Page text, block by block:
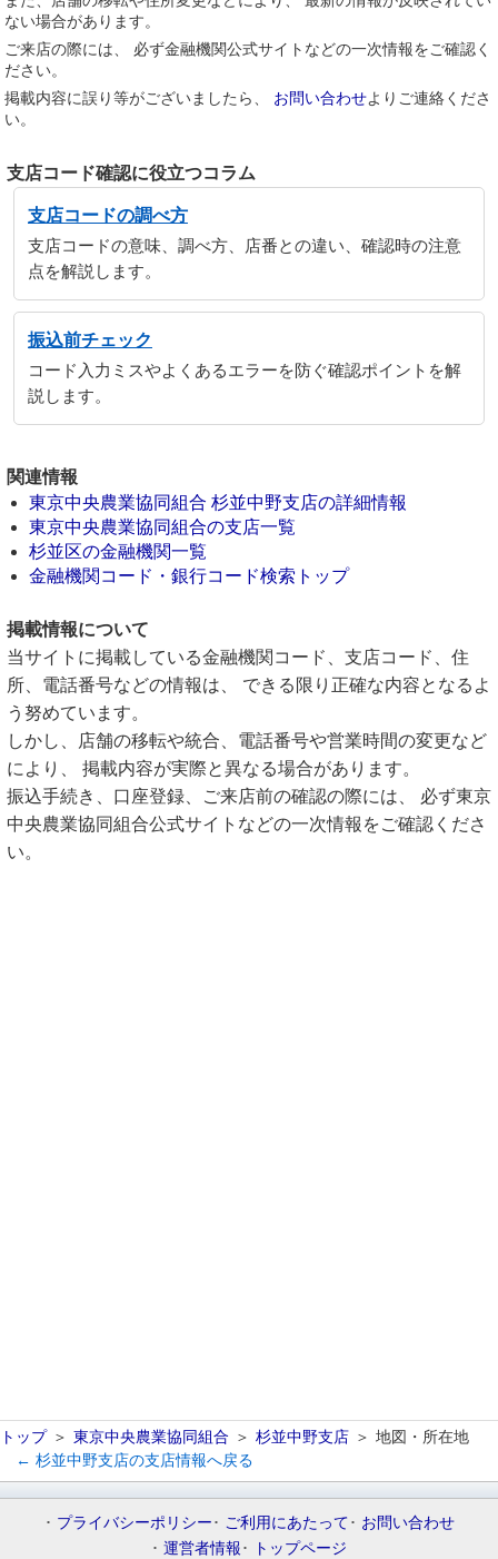
ない場合があります。
ご来店の際には、 必ず金融機関公式サイトなどの一次情報をご確認く
ださい。
掲載内容に誤り等がございましたら、 お問い合わせよりご連絡くださ
い。
支店コード確認に役立つコラム
支店コードの調べ方
支店コードの意味、調べ方、店番との違い、確認時の注意
点を解説します。
振込前チェック
コード入力ミスやよくあるエラーを防ぐ確認ポイントを解
説します。
関連情報
東京中央農業協同組合 杉並中野支店の詳細情報
東京中央農業協同組合の支店一覧
杉並区の金融機関一覧
金融機関コード・銀行コード検索トップ
掲載情報について
当サイトに掲載している金融機関コード、支店コード、住
所、電話番号などの情報は、 できる限り正確な内容となるよ
う努めています。
しかし、店舗の移転や統合、電話番号や営業時間の変更など
により、 掲載内容が実際と異なる場合があります。
振込手続き、口座登録、ご来店前の確認の際には、 必ず東京
中央農業協同組合公式サイトなどの一次情報をご確認くださ
い。
トップ 東京中央農業協同組合 杉並中野支店
地図・所在地
← 杉並中野支店の支店情報へ戻る
プライバシーポリシー ご利用にあたって
お問い合わせ
運営者情報
トップページ